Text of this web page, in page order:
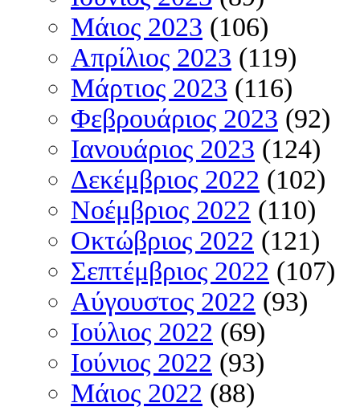
Μάιος 2023 (106)
Απρίλιος 2023 (119)
Μάρτιος 2023 (116)
Φεβρουάριος 2023 (92)
Ιανουάριος 2023 (124)
Δεκέμβριος 2022 (102)
Νοέμβριος 2022 (110)
Οκτώβριος 2022 (121)
Σεπτέμβριος 2022 (107)
Αύγουστος 2022 (93)
Ιούλιος 2022 (69)
Ιούνιος 2022 (93)
Μάιος 2022 (88)